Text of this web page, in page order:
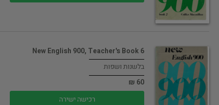
New English 900, Teacher's Book 6
בלשנות ושפות
60 ₪
רכישה ישירה